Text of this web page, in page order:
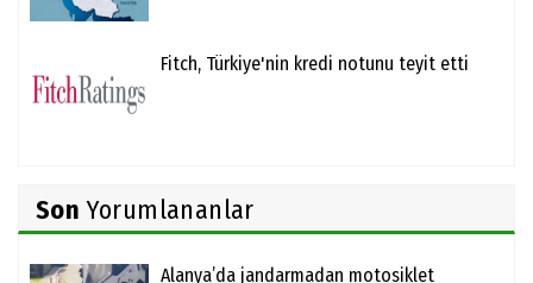
Fitch, Türkiye'nin kredi notunu teyit etti
Son Yorumlananlar
Alanya’da jandarmadan motosiklet